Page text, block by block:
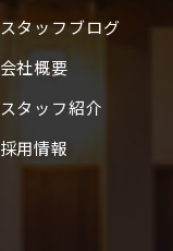
スタッフブログ
会社概要
スタッフ紹介
採用情報